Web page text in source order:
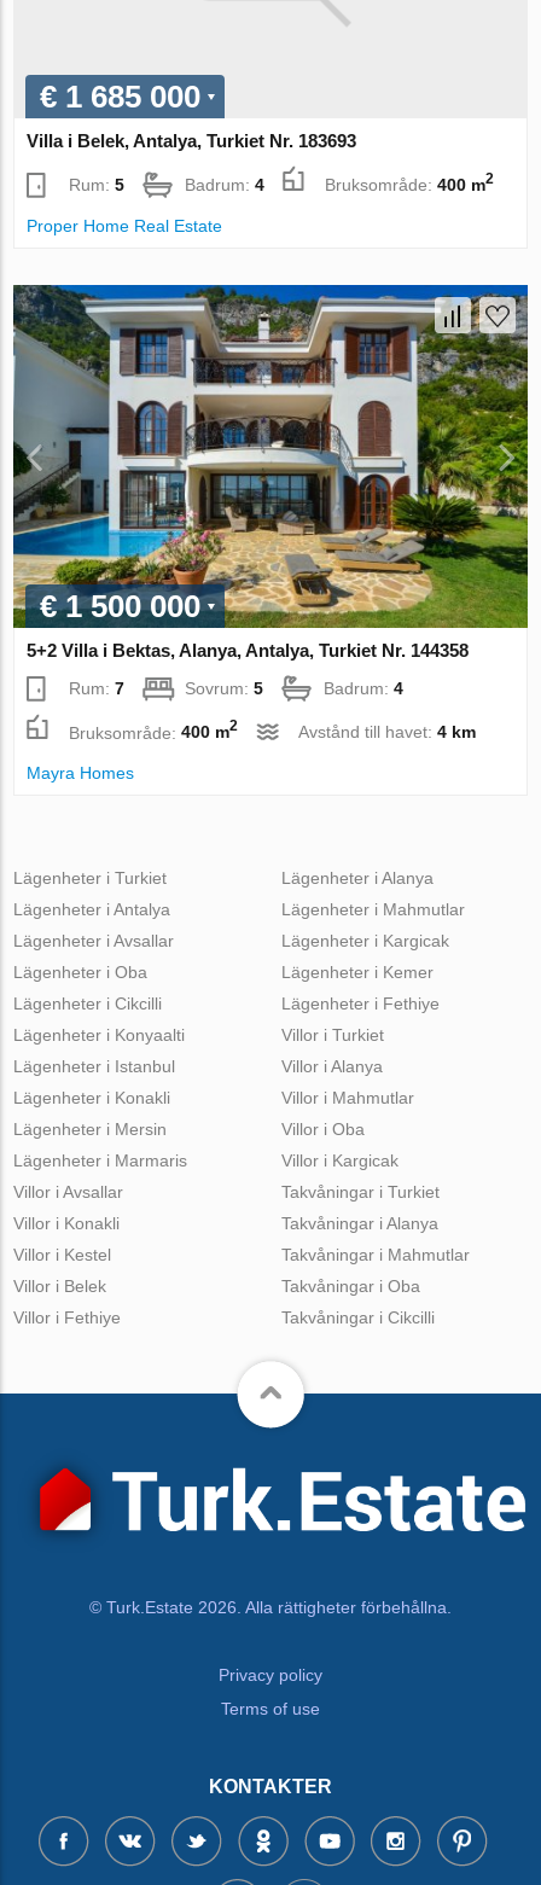
€ 1 685 000
Villa i Belek, Antalya, Turkiet Nr. 183693
Rum:5 Badrum:4 Bruksområde:400 m2
Proper Home Real Estate
€ 1 500 000
5+2 Villa i Bektas, Alanya, Antalya, Turkiet Nr. 144358
Rum:7 Sovrum:5 Badrum:4
Bruksområde:400 m2 Avstånd till havet:4 km
Mayra Homes
Lägenheter i Turkiet
Lägenheter i Antalya
Lägenheter i Avsallar
Lägenheter i Oba
Lägenheter i Cikcilli
Lägenheter i Alanya
Lägenheter i Mahmutlar
Lägenheter i Kargicak
Lägenheter i Kemer
Lägenheter i Fethiye
Lägenheter i Konyaalti
Lägenheter i Istanbul
Lägenheter i Konakli
Lägenheter i Mersin
Lägenheter i Marmaris
Villor i Turkiet
Villor i Alanya
Villor i Mahmutlar
Villor i Oba
Villor i Kargicak
Villor i Avsallar
Villor i Konakli
Villor i Kestel
Villor i Belek
Villor i Fethiye
Takvåningar i Turkiet
Takvåningar i Alanya
Takvåningar i Mahmutlar
Takvåningar i Oba
Takvåningar i Cikcilli
© Turk.Estate 2026. Alla rättigheter förbehållna.
Privacy policy
Terms of use
KONTAKTER